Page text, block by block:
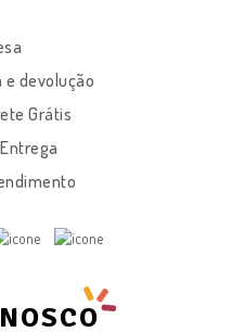
devolução
Grátis